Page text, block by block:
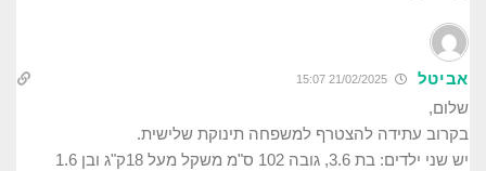
אביטל 21/02/2025 15:07
שלום,
בקרוב עתידה להצטרף למשפחה תינוקת שלישית.
יש שני ילדים: בת 3.6, גובה 102 ס"מ משקל מעל 18ק"ג ובן 1.6